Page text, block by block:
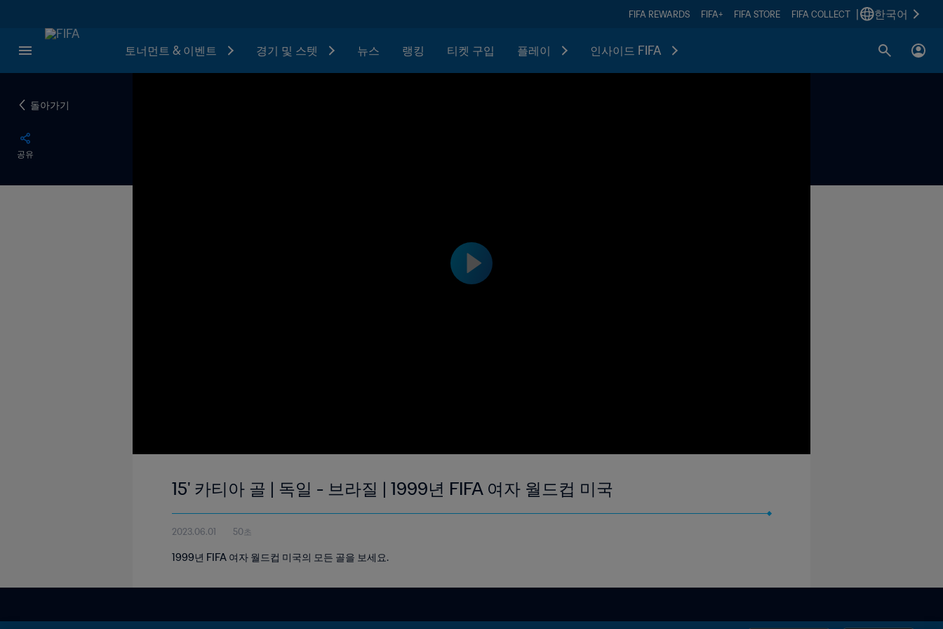
FIFA REWARDS FIFA+ FIFA STORE FIFA COLLECT 한국어
토너먼트 & 이벤트 경기 및 스텟 뉴스 랭킹 티켓 구입 플레이 인사이드 FIFA
돌아가기
공유
15' 카티아 골 | 독일 - 브라질 | 1999년 FIFA 여자 월드컵 미국
2023.06.01 50초
1999년 FIFA 여자 월드컵 미국의 모든 골을 보세요.